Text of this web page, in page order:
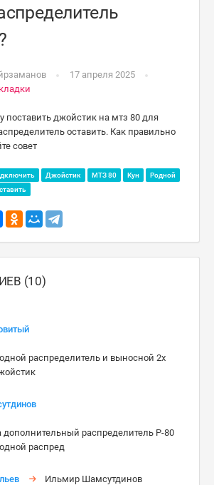
17 апреля 2025
поставить джойстик на мтз 80 для
оставить. Как правильно
совет
Джойстик МТЗ 80 Кун
Родной
(10)
распределитель и выносной 2х
дополнительный распределитель Р-80
распред
Ильмир Шамсутдинов